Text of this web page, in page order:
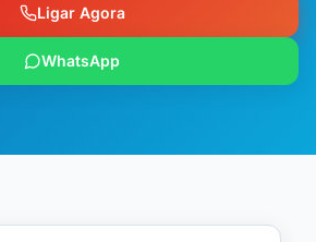
Ligar Agora
WhatsApp